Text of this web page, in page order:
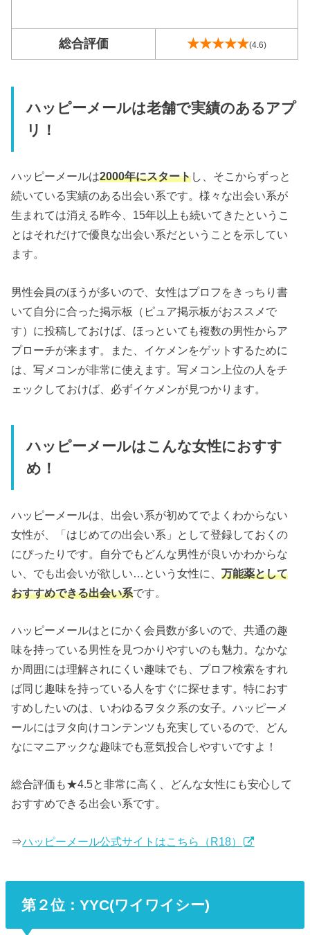
総合評価 ★★★★★(4.6)
ハッピーメールは老舗で実績のあるアプ
リ！
ハッピーメールは2000年にスタートし、そこからずっと
続いている実績のある出会い系です。様々な出会い系が
生まれては消える昨今、15年以上も続いてきたというこ
とはそれだけで優良な出会い系だということを示してい
ます。
男性会員のほうが多いので、女性はプロフをきっちり書
いて自分に合った掲示板（ピュア掲示板がおススメで
す）に投稿しておけば、ほっといても複数の男性からア
プローチが来ます。また、イケメンをゲットするために
は、写メコンが非常に使えます。写メコン上位の人をチ
ェックしておけば、必ずイケメンが見つかります。
ハッピーメールはこんな女性におすす
め！
ハッピーメールは、出会い系が初めてでよくわからない
女性が、「はじめての出会い系」として登録しておくの
にぴったりです。自分でもどんな男性が良いかわからな
い、でも出会いが欲しい…という女性に、万能薬として
おすすめできる出会い系です。
ハッピーメールはとにかく会員数が多いので、共通の趣
味を持っている男性を見つかりやすいのも魅力。なかな
か周囲には理解されにくい趣味でも、プロフ検索をすれ
ば同じ趣味を持っている人をすぐに探せます。特におす
すめしたいのは、いわゆるヲタク系の女子。ハッピーメ
ールにはヲタ向けコンテンツも充実しているので、どん
なにマニアックな趣味でも意気投合しやすいですよ！
総合評価も★4.5と非常に高く、どんな女性にも安心して
おすすめできる出会い系です。
⇒ハッピーメール公式サイトはこちら（R18）
第２位：YYC(ワイワイシー)